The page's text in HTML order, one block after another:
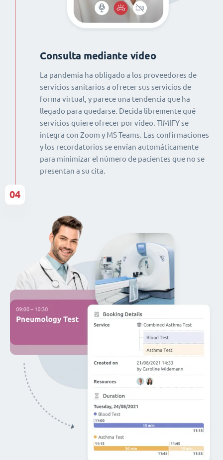
Consulta mediante vídeo
La pandemia ha obligado a los proveedores de
servicios sanitarios a ofrecer sus servicios de
forma virtual, y parece una tendencia que ha
llegado para quedarse. Decida libremente qué
servicios quiere ofrecer por vídeo. TIMIFY se
integra con Zoom y MS Teams. Las confirmaciones
y los recordatorios se envían automáticamente
para minimizar el número de pacientes que no se
presentan a su cita.
04